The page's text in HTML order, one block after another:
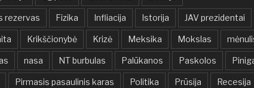
rezervas Fizika Infliacija Istorija JAV prezidentai
Krikščionybė Krizė Meksika Mokslas
nasa NT burbulas Palūkanos Paskolos
Pirmasis pasaulinis karas Politika Prūsija Recesija